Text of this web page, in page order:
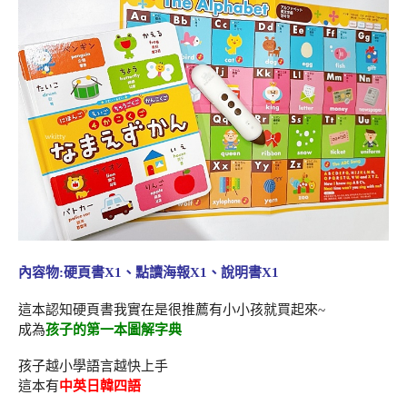
內容物:硬頁書X1、點讀海報X1、說明書X1
這本認知硬頁書我實在是很推薦有小小孩就買起來~
成為孩子的第一本圖解字典
孩子越小學語言越快上手
這本有中英日韓四語